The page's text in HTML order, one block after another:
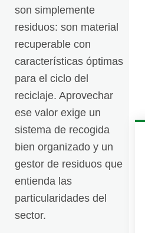
son simplemente
residuos: son material
recuperable con
características óptimas
para el ciclo del
reciclaje. Aprovechar
ese valor exige un
sistema de recogida
bien organizado y un
gestor de residuos que
entienda las
particularidades del
sector.